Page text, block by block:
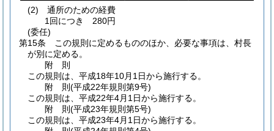
(2)
通所のための経費
1回につき 280円
(委任)
第15条
この規則に定めるもののほか、必要な事項は、村長
が別に定める。
附 則
この規則は、平成18年10月1日から施行する。
附 則(平成22年規則第9号)
この規則は、平成22年4月1日から施行する。
附 則(平成23年規則第5号)
この規則は、平成23年4月1日から施行する。